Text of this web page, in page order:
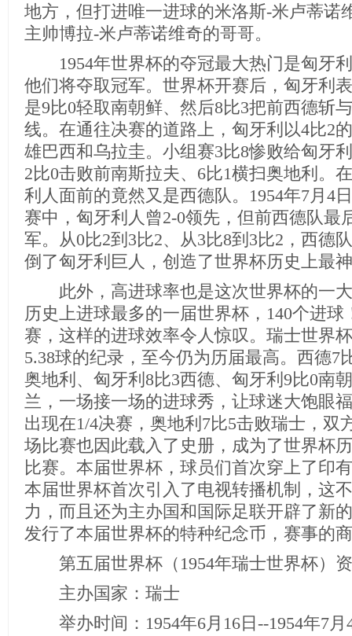
地方，但打进唯一进球的米洛斯-米卢蒂诺
主帅博拉-米卢蒂诺维奇的哥哥。
1954年世界杯的夺冠最大热门是匈牙
他们将夺取冠军。世界杯开赛后，匈牙利
是9比0轻取南朝鲜、然后8比3把前西德斩
线。在通往决赛的道路上，匈牙利以4比2
雄巴西和乌拉圭。小组赛3比8惨败给匈牙
2比0击败前南斯拉夫、6比1横扫奥地利。
利人面前的竟然又是西德队。1954年7月4
赛中，匈牙利人曾2-0领先，但前西德队最
军。从0比2到3比2、从3比8到3比2，西德
倒了匈牙利巨人，创造了世界杯历史上最
此外，高进球率也是这次世界杯的一大
历史上进球最多的一届世界杯，140个进球
赛，这样的进球效率令人惊叹。瑞士世界
5.38球的纪录，至今仍为历届最高。西德7
奥地利、匈牙利8比3西德、匈牙利9比0南
兰，一场接一场的进球秀，让球迷大饱眼
出现在1/4决赛，奥地利7比5击败瑞士，双
场比赛也因此载入了史册，成为了世界杯
比赛。本届世界杯，球员们首次穿上了印
本届世界杯首次引入了电视转播机制，这
力，而且还为主办国和国际足联开辟了新
发行了本届世界杯的特种纪念币，赛事的
第五届世界杯（1954年瑞士世界杯）
主办国家：瑞士
举办时间：1954年6月16日--1954年7月